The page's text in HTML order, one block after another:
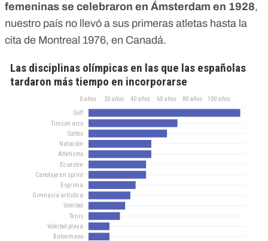
femeninas se celebraron en Ámsterdam en 1928,
nuestro país no llevó a sus primeras atletas hasta la
cita de Montreal 1976, en Canadá.